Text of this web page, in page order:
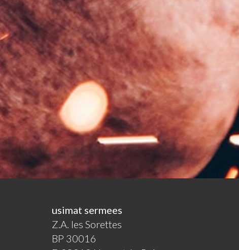
usimat sermees
Z.A. les Sorettes
BP 30016